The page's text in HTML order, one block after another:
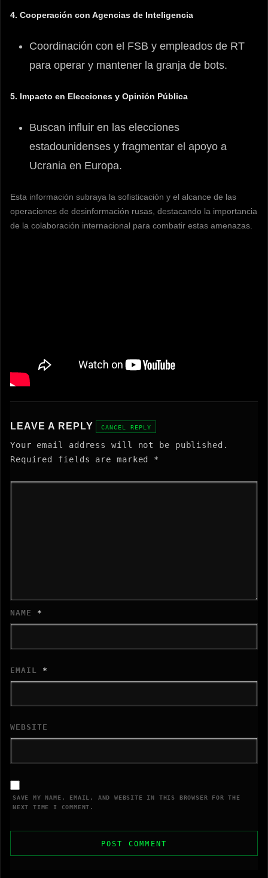
4. Cooperación con Agencias de Inteligencia
Coordinación con el FSB y empleados de RT
para operar y mantener la granja de bots.
5. Impacto en Elecciones y Opinión Pública
Buscan influir en las elecciones
estadounidenses y fragmentar el apoyo a
Ucrania en Europa.
Esta información subraya la sofisticación y el alcance de las
operaciones de desinformación rusas, destacando la importancia
de la colaboración internacional para combatir estas amenazas.
LEAVE A REPLY CANCEL REPLY
Your email address will not be published.
Required fields are marked *
NAME *
EMAIL *
WEBSITE
SAVE MY NAME, EMAIL, AND WEBSITE IN THIS BROWSER FOR THE
NEXT TIME I COMMENT.